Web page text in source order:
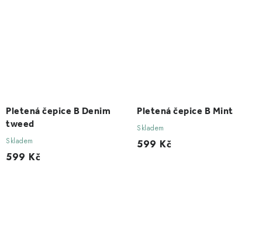
Pletená čepice B Denim
tweed
Skladem
599 Kč
Pletená čepice B Mint
Skladem
599 Kč